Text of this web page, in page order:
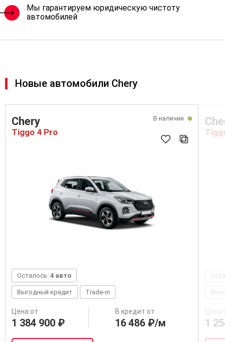
Мы гарантируем юридическую чистоту
автомобилей
Новые автомобили Chery
В наличии
Chery
Tiggo 4 Pro
Осталось: 4 авто
Выгодный кредит Trade-in
Цена от
1 384 900 ₽
В кредит от
16 486 ₽/м
Цена
1